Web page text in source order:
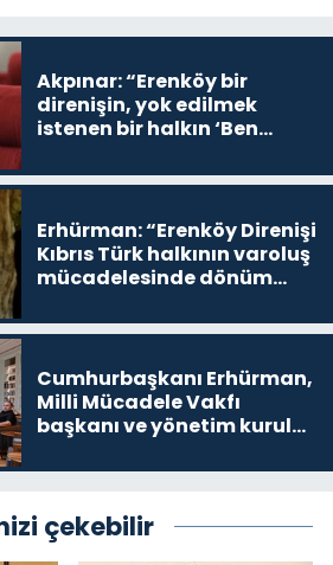
Akpınar: “Erenköy bir
direnişin, yok edilmek
istenen bir halkın ‘Ben
devam edeceğim’ dediği
Erhürman: “Erenköy Direnişi
Kıbrıs Türk halkının varoluş
mücadelesinde dönüm
Cumhurbaşkanı Erhürman,
Milli Mücadele Vakfı
başkanı ve yönetim kurulu
çekebilir